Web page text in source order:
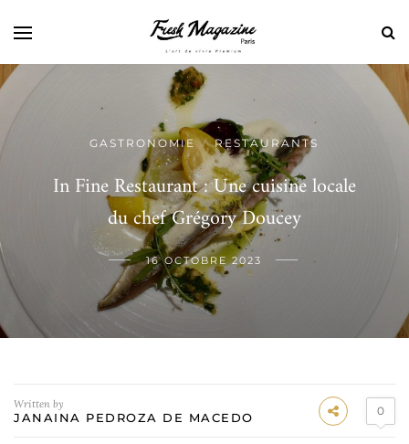
GASTRONOMIE / RESTAURANTS
In Fine Restaurant : Une cuisine locale
du chef Grégory Doucey
16 OCTOBRE 2023
Written by
JANAINA PEDROZA DE MACEDO 0